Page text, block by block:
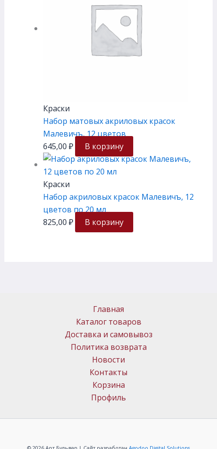
Краски
Набор матовых акриловых красок
Малевичъ, 12 цветов
645,00 ₽ В корзину
Краски
Набор акриловых красок Малевичъ, 12
цветов по 20 мл
825,00 ₽ В корзину
Главная
Каталог товаров
Доставка и самовывоз
Политика возврата
Новости
Контакты
Корзина
Профиль